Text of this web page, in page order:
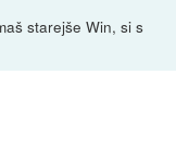
starejše Win, si s